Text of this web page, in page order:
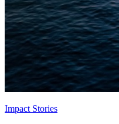
Impact Stories